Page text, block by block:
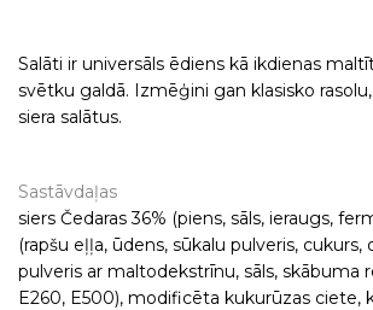
Salāti ir universāls ēdiens kā ikdienas
svētku galdā. Izmēģini gan klasisko
siera salātus.
Sastāvdaļas
siers Čedaras 36% (piens, sāls, ieraugs,
(rapšu eļļa, ūdens, sūkalu pulveris,
pulveris ar maltodekstrīnu, sāls, skābuma
E260, E500), modificēta kukurūzas ciete,